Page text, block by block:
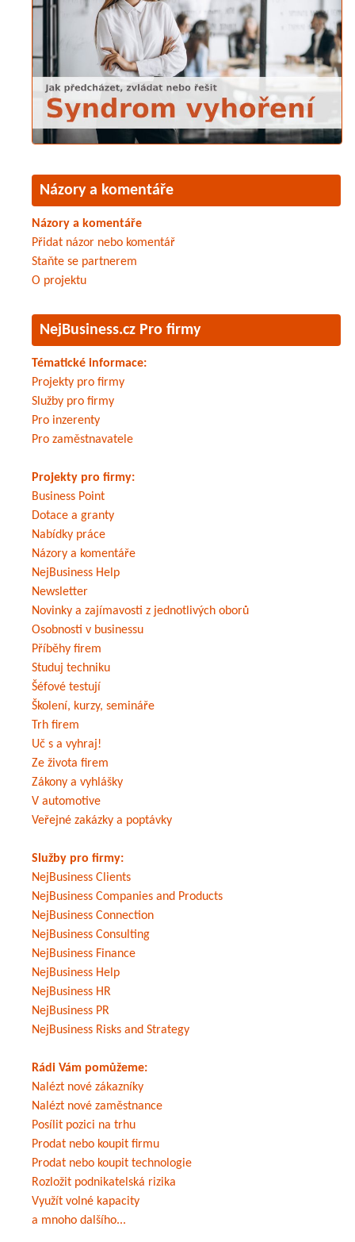
Názory a komentáře
Názory a komentáře
Přidat názor nebo komentář
Staňte se partnerem
O projektu
NejBusiness.cz Pro firmy
Tématické informace:
Projekty pro firmy
Služby pro firmy
Pro inzerenty
Pro zaměstnavatele
Projekty pro firmy:
Business Point
Dotace a granty
Nabídky práce
Názory a komentáře
NejBusiness Help
Newsletter
Novinky a zajímavosti z jednotlivých oborů
Osobnosti v businessu
Příběhy firem
Studuj techniku
Šéfové testují
Školení, kurzy, semináře
Trh firem
Uč s a vyhraj!
Ze života firem
Zákony a vyhlášky
V automotive
Veřejné zakázky a poptávky
Služby pro firmy:
NejBusiness Clients
NejBusiness Companies and Products
NejBusiness Connection
NejBusiness Consulting
NejBusiness Finance
NejBusiness Help
NejBusiness HR
NejBusiness PR
NejBusiness Risks and Strategy
Rádi Vám pomůžeme:
Nalézt nové zákazníky
Nalézt nové zaměstnance
Posílit pozici na trhu
Prodat nebo koupit firmu
Prodat nebo koupit technologie
Rozložit podnikatelská rizika
Využít volné kapacity
a mnoho dalšího...